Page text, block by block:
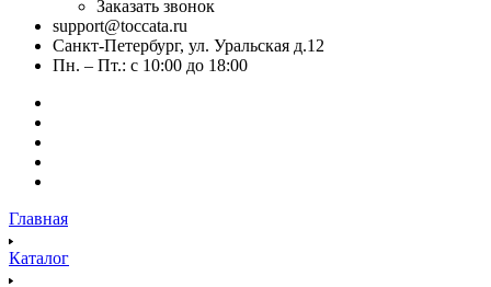
Заказать звонок
support@toccata.ru
Санкт-Петербург, ул. Уральская д.12
Пн. – Пт.: с 10:00 до 18:00
Главная
Каталог